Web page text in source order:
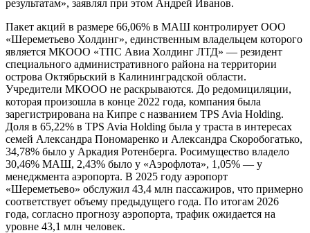
результатам», заявлял при этом Андрей Иванов.
Пакет акций в размере 66,06% в МАШ контролирует ООО
«Шереметьево Холдинг», единственным владельцем которого
является МКООО «ТПС Авиа Холдинг ЛТД» — резидент
специального административного района на территории
острова Октябрьский в Калининградской области.
Учредители МКООО не раскрываются. До редомициляции,
которая произошла в конце 2022 года, компания была
зарегистрирована на Кипре с названием TPS Avia Holding.
Доля в 65,22% в TPS Avia Holding была у траста в интересах
семей Александра Пономаренко и Александра Скоробогатько,
34,78% было у Аркадия Ротенберга. Росимущество владело
30,46% МАШ, 2,43% было у «Аэрофлота», 1,05% — у
менеджмента аэропорта. В 2025 году аэропорт
«Шереметьево» обслужил 43,4 млн пассажиров, что примерно
соответствует объему предыдущего года. По итогам 2026
года, согласно прогнозу аэропорта, трафик ожидается на
уровне 43,1 млн человек.